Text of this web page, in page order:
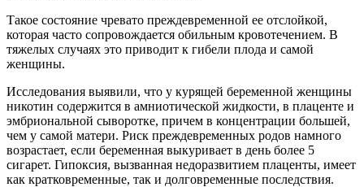
Такое состояние чревато преждевременной ее отслойкой,
которая часто сопровождается обильным кровотечением. В
тяжелых случаях это приводит к гибели плода и самой
женщины.
Исследования выявили, что у курящей беременной женщины
никотин содержится в амниотической жидкости, в плаценте и
эмбриональной сыворотке, причем в концентрации большей,
чем у самой матери. Риск преждевременных родов намного
возрастает, если беременная выкуривает в день более 5
сигарет. Гипоксия, вызванная недоразвитием плаценты, имеет
как кратковременные, так и долговременные последствия.